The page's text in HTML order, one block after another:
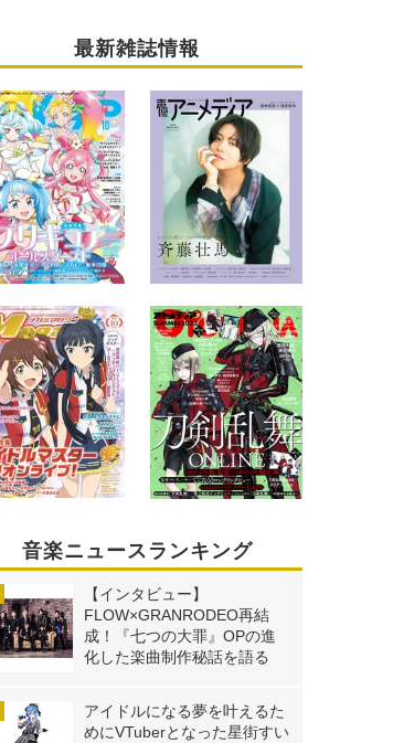
最新雑誌情報
音楽ニュースランキング
【インタビュー】
FLOW×GRANRODEO再結
成！『七つの大罪』OPの進
化した楽曲制作秘話を語る
アイドルになる夢を叶えるた
めにVTuberとなった星街すい